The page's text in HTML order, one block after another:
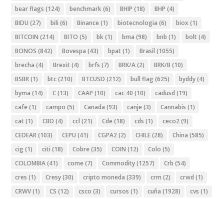
bear flags (124) benchmark(6) BHIP (18) BHP (4)
BIDU (27) bili (6) Binance (1) biotecnologia (6) biox (1)
BITCOIN (214) BITO (5) bk(1) bma (98) bnb (1) bolt (4)
BONOS (842) Bovespa (43) bpat (1) Brasil (1055)
brecha (4) Brexit (4) brfs (7) BRK/A(2) BRK/B (10)
BSBR(1) btc(210) BTCUSD (212) bull flag (625) byddy(4)
byma (14) C(13) CAAP (10) cac 40 (10) cadusd (19)
cafe (1) campo (5) Canada (93) canje (3) Cannabis (1)
cat (1) CBD (4) ccl (21) Cde (18) cds (1) ceco2(9)
CEDEAR(103) CEPU (41) CGPA2(2) CHILE(28) China (585)
cig (1) citi (18) Cobre (35) COIN (12) Colo (5)
COLOMBIA(41) come (7) Commodity(1257) Crb (54)
cres (1) Cresy(30) cripto moneda (339) crm (2) crwd (1)
CRWV(1) CS (12) csco (3) cursos (1) cuña (1928) cvs (1)